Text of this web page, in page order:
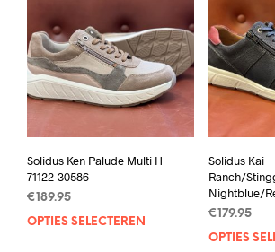
Solidus Ken Palude Multi H
71122-30586
€ 189.95
OPTIES SELECTEREN
product
Solidus Kai
Ranch/
Nightblue/
€ 179.95
OPTIES